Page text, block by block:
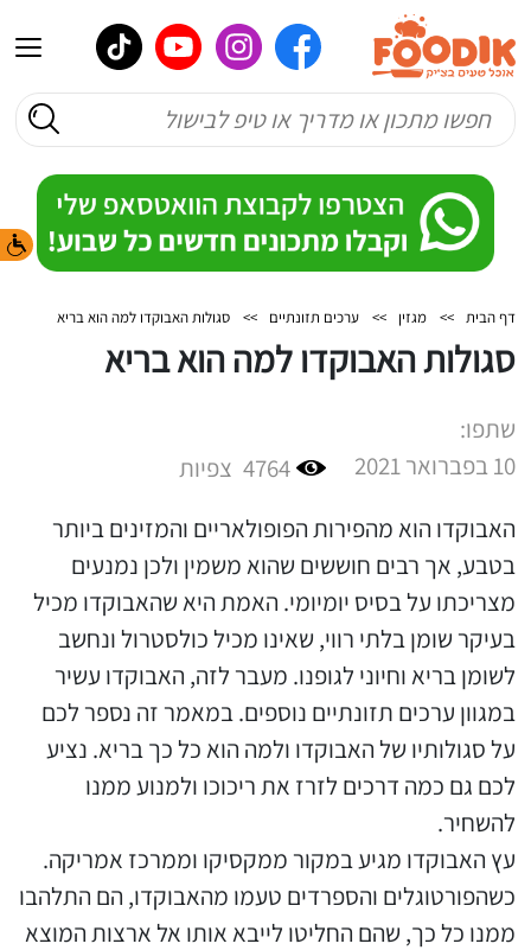
דף הבית >> מגזין >> ערכים תזונתיים >> סגולות האבוקדו למה הוא בריא
סגולות האבוקדו למה הוא בריא
שתפו:
10 בפברואר 2021
4764 צפיות
האבוקדו הוא מהפירות הפופולאריים והמזינים ביותר
בטבע, אך רבים חוששים שהוא משמין ולכן נמנעים
מצריכתו על בסיס יומיומי. האמת היא שהאבוקדו מכיל
בעיקר שומן בלתי רווי, שאינו מכיל כולסטרול ונחשב
לשומן בריא וחיוני לגופנו. מעבר לזה, האבוקדו עשיר
במגוון ערכים תזונתיים נוספים. במאמר זה נספר לכם
על סגולותיו של האבוקדו ולמה הוא כל כך בריא. נציע
לכם גם כמה דרכים לזרז את ריכוכו ולמנוע ממנו
להשחיר.
עץ האבוקדו מגיע במקור ממקסיקו וממרכז אמריקה.
כשהפורטוגלים והספרדים טעמו מהאבוקדו, הם התלהבו
ממנו כל כך, שהם החליטו לייבא אותו אל ארצות המוצא